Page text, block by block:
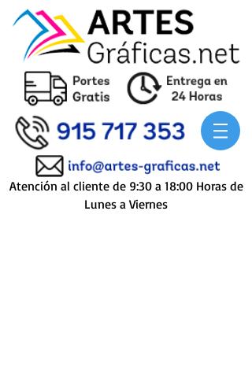
Atención al cliente de 9:30 a 18:00 Horas de
Lunes a Viernes